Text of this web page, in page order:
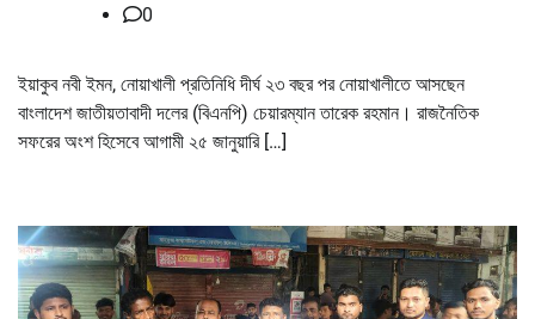
0
ইয়াকুব নবী ইমন, নোয়াখালী প্রতিনিধি দীর্ঘ ২৩ বছর পর নোয়াখালীতে আসছেন
বাংলাদেশ জাতীয়তাবাদী দলের (বিএনপি) চেয়ারম্যান তারেক রহমান। রাজনৈতিক
সফরের অংশ হিসেবে আগামী ২৫ জানুয়ারি […]